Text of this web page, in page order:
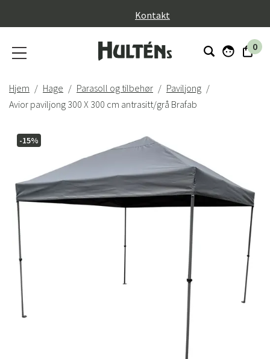
Kontakt
0
Hjem Hage Parasoll og tilbehør
Paviljong
Avior paviljong 300 X 300 cm antrasitt/grå Brafab
-15%